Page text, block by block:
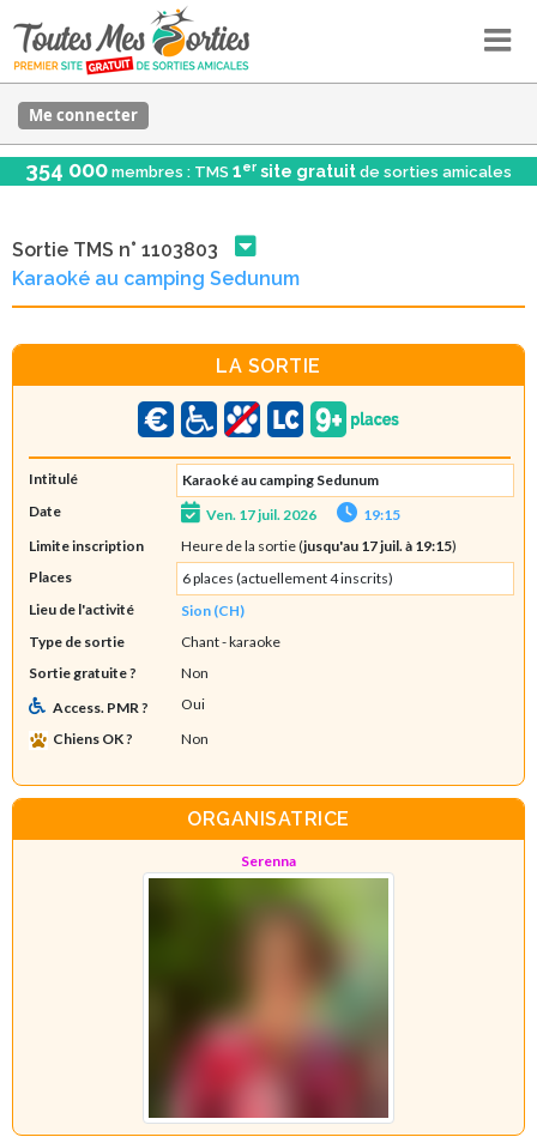
Me connecter
354 000 membres : TMS 1er site gratuit de sorties amicales
Sortie TMS n° 1103803
Karaoké au camping Sedunum
LA SORTIE
Intitulé
Karaoké au camping Sedunum
Date
Ven. 17 juil. 2026
19:15
Limite inscription
Heure de la sortie (jusqu'au 17 juil. à 19:15)
Places
6 places (actuellement 4 inscrits)
Lieu de l'activité
Sion (CH)
Type de sortie
Chant - karaoke
Sortie gratuite ?
Non
Access. PMR ?
Oui
Chiens OK ?
Non
ORGANISATRICE
Serenna